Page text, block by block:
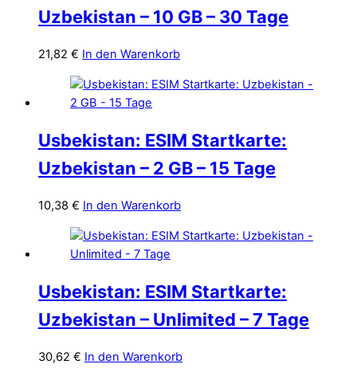
Uzbekistan – 10 GB – 30 Tage
21,82 € In den Warenkorb
Usbekistan: ESIM Startkarte:
Uzbekistan – 2 GB – 15 Tage
10,38 € In den Warenkorb
Usbekistan: ESIM Startkarte:
Uzbekistan – Unlimited – 7 Tage
30,62 € In den Warenkorb